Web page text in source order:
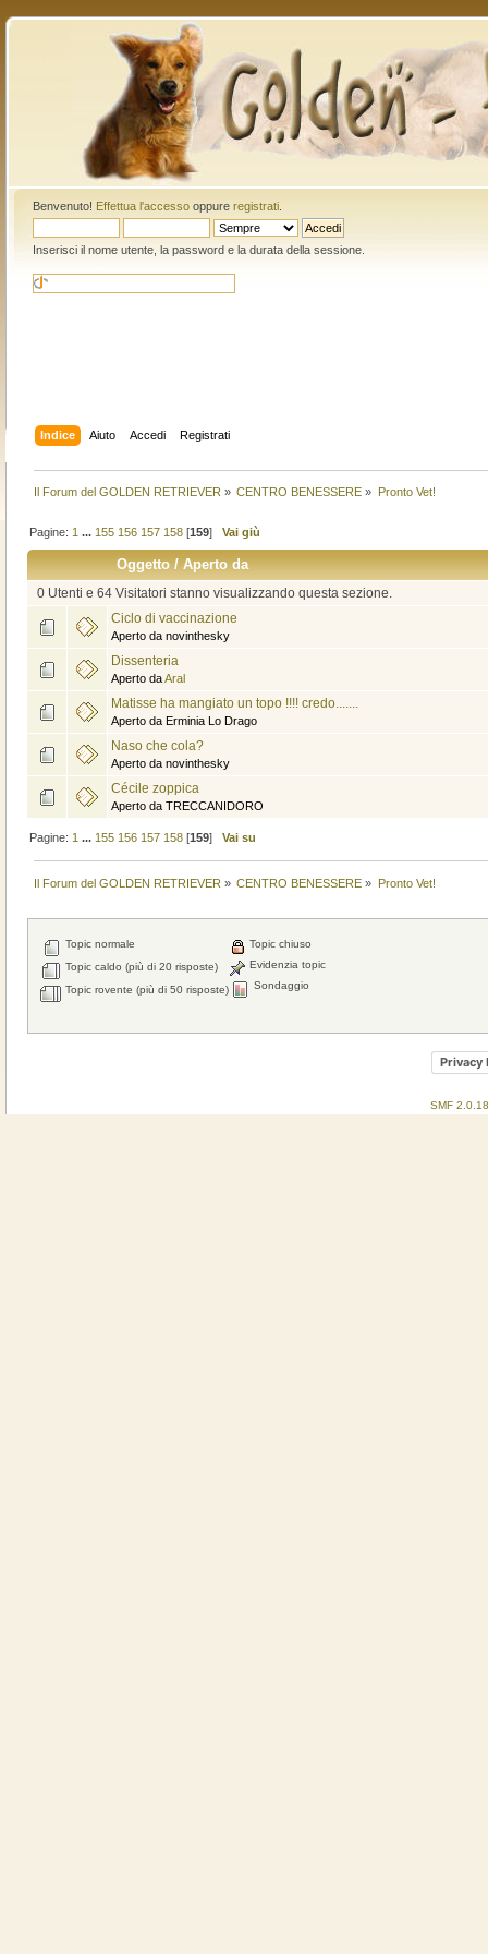
Benvenuto! Effettua l'accessooppure registrati.
Inserisci il nome utente, la password e la durata della sessione.
Indice Aiuto Accedi Registrati
Il Forum del GOLDEN RETRIEVER » CENTRO BENESSERE » Pronto Vet!
Pagine: 1 ... 155 156 157 158 [159]Vai giù
Oggetto/Aperto da
0 Utenti e 64 Visitatori stanno visualizzando questa sezione.
Ciclo di vaccinazione
Aperto da novinthesky
Dissenteria
Aperto daAral
Matisse ha mangiato un topo !!!! credo.......
Aperto da Erminia Lo Drago
Naso che cola?
Aperto da novinthesky
Cécile zoppica
Aperto da TRECCANIDORO
Pagine: 1 ... 155 156 157 158 [159]Vai su
Il Forum del GOLDEN RETRIEVER » CENTRO BENESSERE » Pronto Vet!
Topic normale
Topic caldo (più di 20 risposte)
Topic rovente (più di 50 risposte)
Topic chiuso
Evidenzia topic
Sondaggio
Privacy
SMF 2.0.18